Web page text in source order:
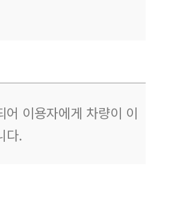
이용자에게 차량이 이
다.